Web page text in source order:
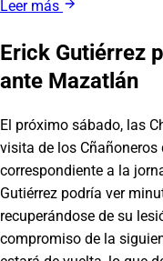
Leer más
Erick Gutiérrez
ante Mazatlán
El próximo sábado, las
visita de los
correspondiente a la
Gutiérrez podría ver
recuperándose de su
compromiso de la